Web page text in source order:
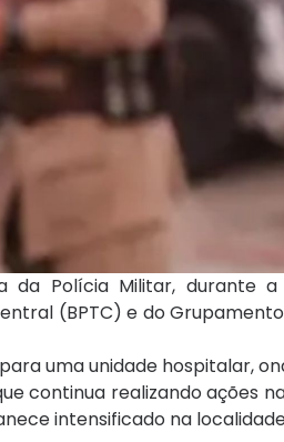
da Polícia Militar, durante
(BPTC) e do
uma unidade hospitalar,
continua realizando ações
intensificado na